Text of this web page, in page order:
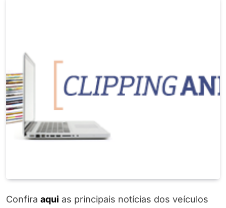
Confira aqui as principais notícias dos veículos